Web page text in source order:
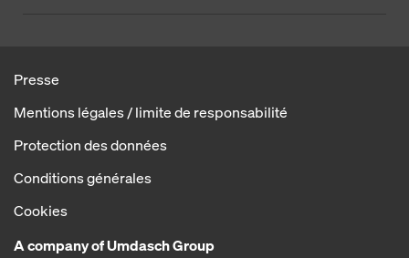
Presse
Mentions légales / limite de responsabilité
Protection des données
Conditions générales
Cookies
A company of Umdasch Group